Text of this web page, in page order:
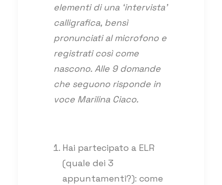
elementi di una ‘intervista’
calligrafica, bensì
pronunciati al microfono e
registrati così come
nascono. Alle 9 domande
che seguono risponde in
voce Marilina Ciaco.
Hai partecipato a ELR
(quale dei 3
appuntamenti?): come